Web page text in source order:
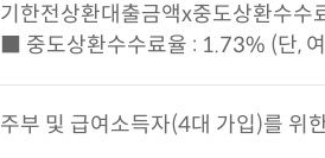
기한전상환대출금액x중도상환수
■ 중도상환수수료율 : 1.73% (단,
주부 및 급여소득자(4대 가입)를 위